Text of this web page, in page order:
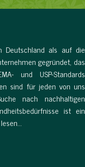
Deutschland als auf die
gegründet, das
und USP-Standards
sind für jeden von uns
nach nachhaltigen
ist ein